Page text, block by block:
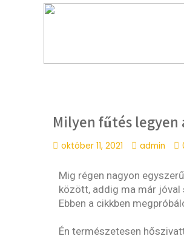
Milyen fűtés legyen
október 11, 2021 admin
Mig régen nagyon
között, addig ma már jóval
Ebben a cikkben
Én természetesen